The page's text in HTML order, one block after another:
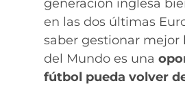
generación inglesa
en las dos últimas
saber gestionar mejor
del Mundo es una
fútbol pueda volver